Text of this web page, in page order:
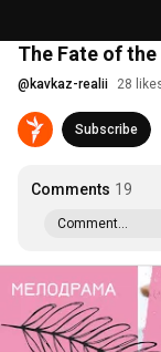
The Fate of the
@ kavkaz-realii 28
Subscribe
Comments 19
Comment...